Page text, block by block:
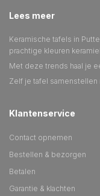
Lees meer
Keramische tafels in
prachtige kleuren
Met deze trends haal je
Zelf je tafel
Klantenservice
Contact opnemen
Bestellen & bezorgen
Betalen
Garantie & klachten